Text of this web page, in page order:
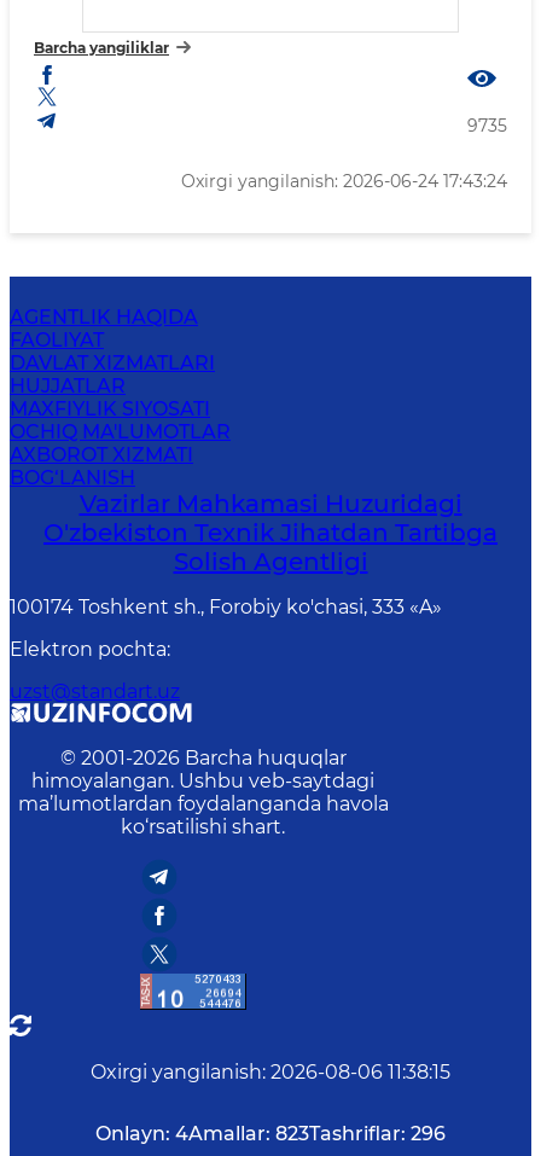
Barcha yangiliklar
9735
Oxirgi yangilanish: 2026-06-24 17:43:24
AGENTLIK HAQIDA
FAOLIYAT
DAVLAT XIZMATLARI
HUJJATLAR
MAXFIYLIK SIYOSATI
OCHIQ MA'LUMOTLAR
AXBOROT XIZMATI
BOG‘LANISH
Vazirlar Mahkamasi Huzuridagi
O'zbekiston Texnik Jihatdan Tartibga
Solish Agentligi
100174 Toshkent sh., Forobiy ko'chasi, 333 «A»
Elektron pochta:
uzst@standart.uz
© 2001-2026 Barcha huquqlar
himoyalangan. Ushbu veb-saytdagi
ma’lumotlardan foydalanganda havola
ko‘rsatilishi shart.
Oxirgi yangilanish: 2026-08-06 11:38:15
Onlayn: 4Amallar: 823Tashriflar: 296